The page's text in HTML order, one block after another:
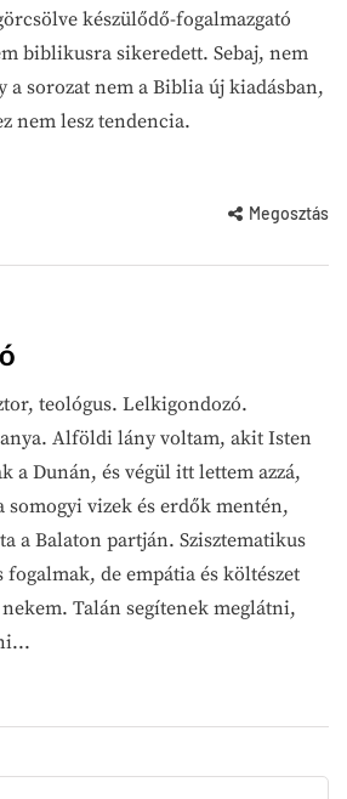
készülődő-fogalmazgató
biblikusra sikeredett. Sebaj, nem
a sorozat nem a Biblia új kiadásban,
nem lesz tendencia.
Megosztás
teológus. Lelkigondozó.
Alföldi lány voltam, akit Isten
a Dunán, és végül itt lettem azzá,
somogyi vizek és erdők mentén,
a Balaton partján. Szisztematikus
de empátia és költészet
Talán segítenek meglátni,